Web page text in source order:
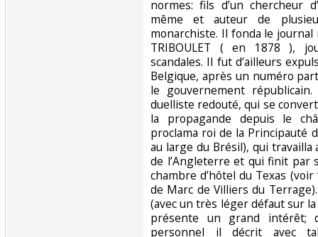
normes: fils d’un chercheur
même et auteur de
monarchiste. Il fonda le
TRIBOULET ( en 1878 ),
scandales. Il fut d’ailleurs
Belgique, après un numéro
le gouvernement
duelliste redouté, qui se
la propagande depuis le
proclama roi de la Principauté
au large du Brésil), qui travailla
de l’Angleterre et qui finit par
chambre d’hôtel du Texas
de Marc de Villiers du
(avec un très léger défaut sur
présente un grand intérêt;
personnel il décrit avec